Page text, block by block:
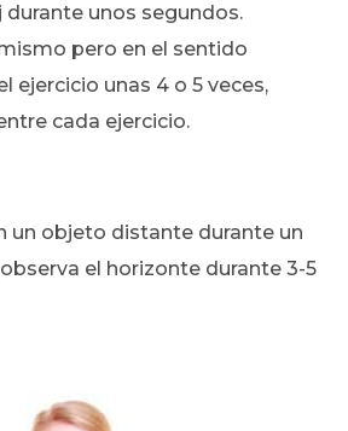
durante unos segundos.
pero en el sentido
ejercicio unas 4 o 5 veces,
cada ejercicio.
un objeto distante durante un
el horizonte durante 3-5